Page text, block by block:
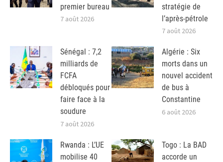
premier bureau
7 août 2026
stratégie de
l’après-pétrole
7 août 2026
Sénégal : 7,2
milliards de
FCFA
débloqués pour
faire face à la
soudure
7 août 2026
Algérie : Six
morts dans un
nouvel accident
de bus à
Constantine
6 août 2026
Rwanda : L’UE
mobilise 40
Togo : La BAD
accorde un